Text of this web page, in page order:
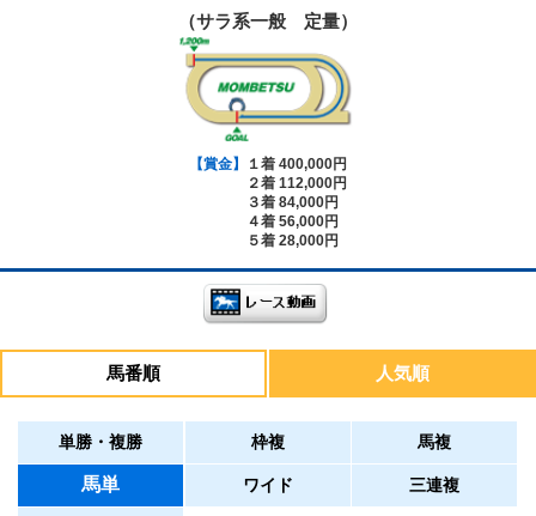
（サラ系一般 定量）
【賞金】
１着 400,000円
２着 112,000円
３着 84,000円
４着 56,000円
５着 28,000円
馬番順 人気順
単勝・複勝 枠複 馬複
馬単 ワイド 三連複